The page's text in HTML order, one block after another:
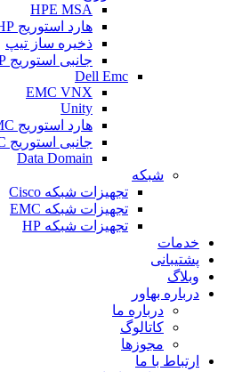
HPE MSA
هارد استوریج HP
ذخیره ساز تیپ
جانبی استوریج HP
Dell Emc
EMC VNX
Unity
هارد استوریج EMC
جانبی استوریج EMC
Data Domain
شبکه
تجهیزات شبکه Cisco
تجهیزات شبکه EMC
تجهیزات شبکه HP
خدمات
پشتیبانی
وبلاگ
درباره بهاور
درباره ما
کاتالوگ
مجوزها
ارتباط با ما